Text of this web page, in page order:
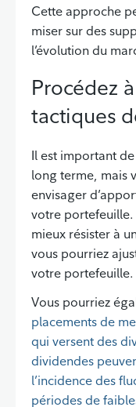
Cette approche
miser sur des
l’évolution du
Procédez
tactiques
Il est important
long terme, mais
envisager
votre portefeuille.
mieux résister à
vous pourriez
votre portefeuille.
Vous pourriez
placements de
qui versent des
dividendes
l’incidence des
périodes de